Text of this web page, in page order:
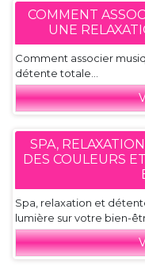
COMMENT
UNE
Comment associer
détente totale...
SPA,
DES COULEURS
Spa, relaxation et
lumière sur votre bien-